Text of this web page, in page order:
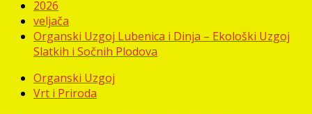
2026
veljača
Organski Uzgoj Lubenica i Dinja – Ekološki Uzgoj
Slatkih i Sočnih Plodova
Organski Uzgoj
Vrt i Priroda